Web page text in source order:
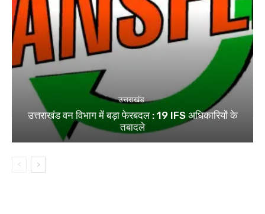
उत्तराखंड
उत्तराखंड वन विभाग में बड़ा फेरबदल : 19 IFS अधिकारियों के
तबादले